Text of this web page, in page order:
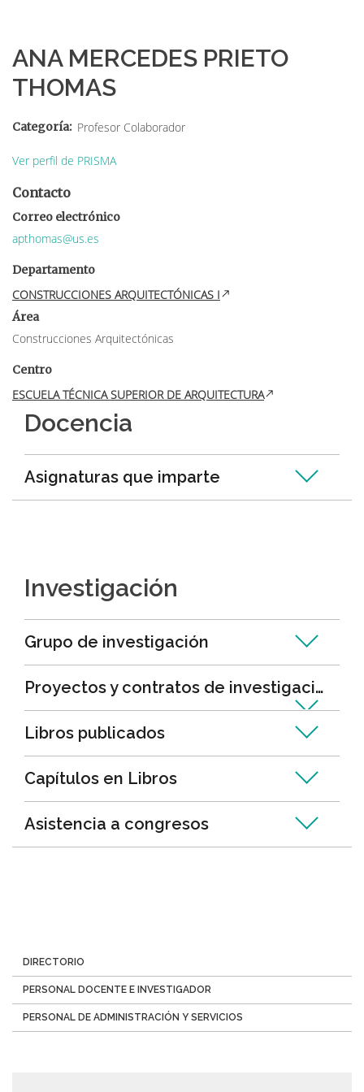
de
ayuda
a
navegación
ANA MERCEDES PRIETO
THOMAS
Categoría Profesor Colaborador
Ver perfil de PRISMA
Contacto
Correo electrónico
apthomas@us.es
Departamento
CONSTRUCCIONES ARQUITECTÓNICAS I
Área
Construcciones Arquitectónicas
Centro
ESCUELA TÉCNICA SUPERIOR DE ARQUITECTURA
Docencia
Asignaturas que imparte
Investigación
Grupo de investigación
Proyectos y contratos de investigación
Libros publicados
Capítulos en Libros
Asistencia a congresos
Menú
Directorio
DIRECTORIO
PERSONAL DOCENTE E INVESTIGADOR
PERSONAL DE ADMINISTRACIÓN Y SERVICIOS